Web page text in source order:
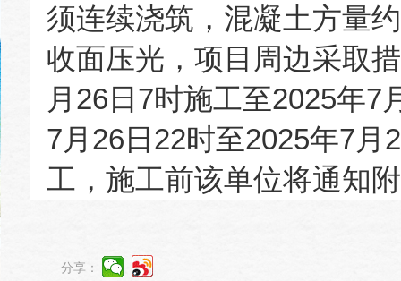
须连续浇筑，混凝土方量
收面压光，项目周边采取
月26日7时施工至2025年7
7月26日22时至2025年7月
工，施工前该单位将通知
分享：